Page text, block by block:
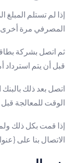
إذا لم تستلم
المصرفي مرة أخرى.
ثم اتصل بشركة
قبل أن يتم استرداد
اتصل بعد ذلك
الوقت للمعالجة قبل
إذا قمت بكل ذلك
الاتصال بنا على